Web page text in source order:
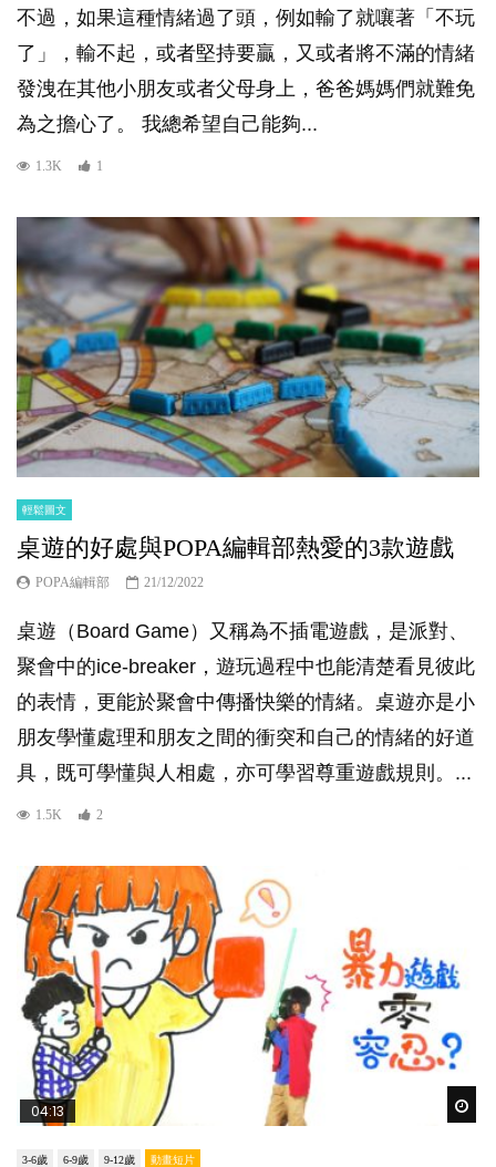
不過，如果這種情緒過了頭，例如輸了就嚷著「不玩
了」，輸不起，或者堅持要贏，又或者將不滿的情緒
發洩在其他小朋友或者父母身上，爸爸媽媽們就難免
為之擔心了。 我總希望自己能夠...
1.3K 1
輕鬆圖文
桌遊的好處與POPA編輯部熱愛的3款遊戲
POPA編輯部 21/12/2022
桌遊（Board Game）又稱為不插電遊戲，是派對、
聚會中的ice-breaker，遊玩過程中也能清楚看見彼此
的表情，更能於聚會中傳播快樂的情緒。桌遊亦是小
朋友學懂處理和朋友之間的衝突和自己的情緒的好道
具，既可學懂與人相處，亦可學習尊重遊戲規則。...
1.5K 2
04:13
3-6歲 6-9歲 9-12歲 動畫短片